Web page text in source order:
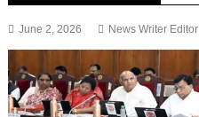
June 2, 2026 News Writer Editor